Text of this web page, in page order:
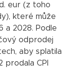
eur (z toho
které může
a 2028. Podle
odprodej
aby splatila
prodala CPI